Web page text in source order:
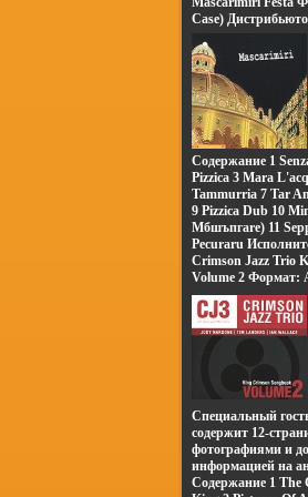
друзьями Сериал
Цветочек 03
Зуб 07 Подарок
10 Простуда 11
13 Зарядка
Антвзгфщон
Галина Воропай
Продюсеры: Антон
Сергей Сельянов
Творческий
материалы
Режиссеры
Ольга Образцова
Стеблянко.
Case)
Характеристики
Альбом:
Содержание 1
Pizzica 3 Mara
Tammurria 7 Tar
9 Pizzica Dub 10
Mбшъпгare) 11
Pecuraru
Mascarimiri".
Crimson Jazz Trio
Volume 2 Формат:
Дистрибьюторы:
"Группа Союз"
Лицензионные
Специальный
содержит 12-
фотографиями и
информацией на
Содержание 1 The